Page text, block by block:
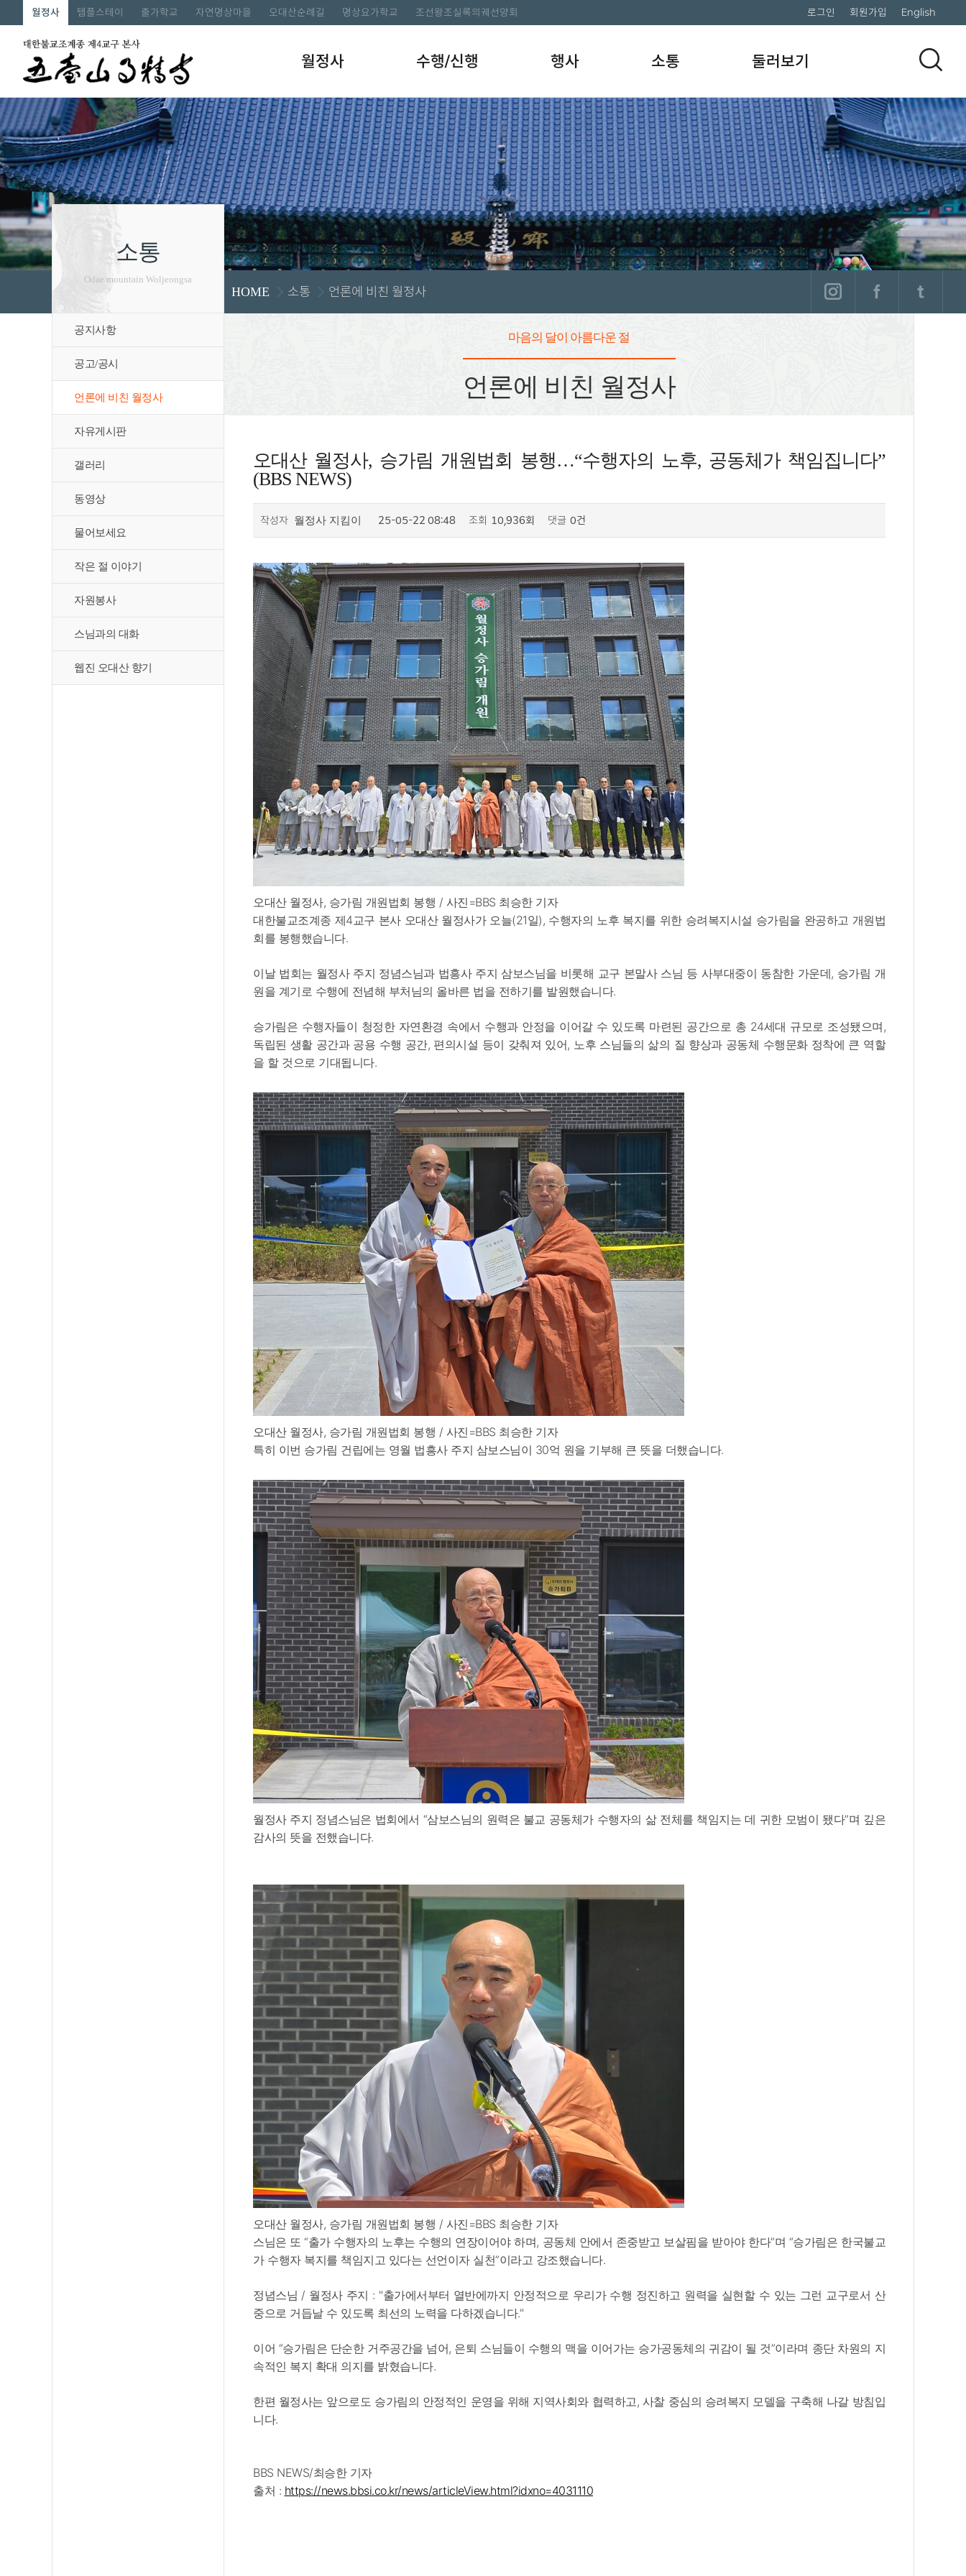
월정사 템플스테이 출가학교 자연명상마을 오대산순례길 명상요가학교 조선왕조실록의궤선양회 로그인 회원가입 English
월정사 수행/신행 행사 소통 둘러보기
소통
Odae mountain Woljeongsa
공지사항
공고/공시
언론에 비친 월정사
자유게시판
갤러리
동영상
물어보세요
작은 절 이야기
자원봉사
스님과의 대화
웹진 오대산 향기
HOME 소통 언론에 비친 월정사
마음의 달이 아름다운 절
언론에 비친 월정사
오대산 월정사, 승가림 개원법회 봉행…“수행자의 노후, 공동체가 책임집니다”
(BBS NEWS)
작성자 월정사 지킴이 25-05-22 08:48 조회 10,936회 댓글 0건
오대산 월정사, 승가림 개원법회 봉행 / 사진=BBS 최승한 기자
대한불교조계종 제4교구 본사 오대산 월정사가 오늘(21일), 수행자의 노후 복지를 위한 승려복지시설 승가림을 완공하고 개원법
회를 봉행했습니다.
이날 법회는 월정사 주지 정념스님과 법흥사 주지 삼보스님을 비롯해 교구 본말사 스님 등 사부대중이 동참한 가운데, 승가림 개
원을 계기로 수행에 전념해 부처님의 올바른 법을 전하기를 발원했습니다.
승가림은 수행자들이 청정한 자연환경 속에서 수행과 안정을 이어갈 수 있도록 마련된 공간으로 총 24세대 규모로 조성됐으며,
독립된 생활 공간과 공용 수행 공간, 편의시설 등이 갖춰져 있어, 노후 스님들의 삶의 질 향상과 공동체 수행문화 정착에 큰 역할
을 할 것으로 기대됩니다.
오대산 월정사, 승가림 개원법회 봉행 / 사진=BBS 최승한 기자
특히 이번 승가림 건립에는 영월 법흥사 주지 삼보스님이 30억 원을 기부해 큰 뜻을 더했습니다.
월정사 주지 정념스님은 법회에서 “삼보스님의 원력은 불교 공동체가 수행자의 삶 전체를 책임지는 데 귀한 모범이 됐다”며 깊은
감사의 뜻을 전했습니다.
오대산 월정사, 승가림 개원법회 봉행 / 사진=BBS 최승한 기자
스님은 또 “출가 수행자의 노후는 수행의 연장이어야 하며, 공동체 안에서 존중받고 보살핌을 받아야 한다”며 “승가림은 한국불교
가 수행자 복지를 책임지고 있다는 선언이자 실천”이라고 강조했습니다.
정념스님 / 월정사 주지 : "출가에서부터 열반에까지 안정적으로 우리가 수행 정진하고 원력을 실현할 수 있는 그런 교구로서 산
중으로 거듭날 수 있도록 최선의 노력을 다하겠습니다."
이어 “승가림은 단순한 거주공간을 넘어, 은퇴 스님들이 수행의 맥을 이어가는 승가공동체의 귀감이 될 것”이라며 종단 차원의 지
속적인 복지 확대 의지를 밝혔습니다.
한편 월정사는 앞으로도 승가림의 안정적인 운영을 위해 지역사회와 협력하고, 사찰 중심의 승려복지 모델을 구축해 나갈 방침입
니다.
BBS NEWS/최승한 기자
출처 : https://news.bbsi.co.kr/news/articleView.html?idxno=4031110